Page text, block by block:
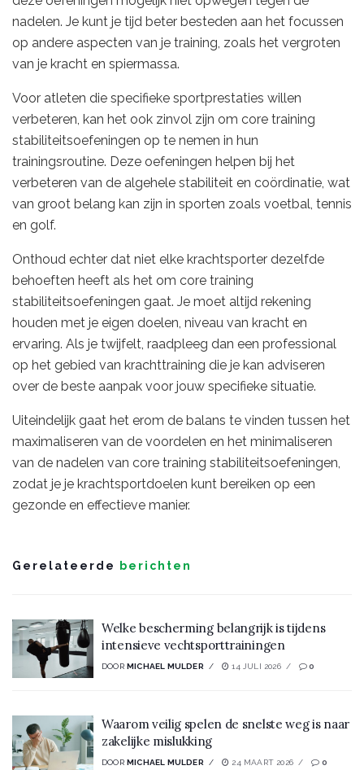
nadelen. Je kunt je tijd beter besteden aan het focussen
op andere aspecten van je training, zoals het vergroten
van je kracht en spiermassa.
Voor atleten die specifieke sportprestaties willen
verbeteren, kan het ook zinvol zijn om core training
stabiliteitsoefeningen op te nemen in hun
trainingsroutine. Deze oefeningen helpen bij het
verbeteren van de algehele stabiliteit en coördinatie, wat
van groot belang kan zijn in sporten zoals voetbal, tennis
en golf.
Onthoud echter dat niet elke krachtsporter dezelfde
behoeften heeft als het om core training
stabiliteitsoefeningen gaat. Je moet altijd rekening
houden met je eigen doelen, niveau van kracht en
ervaring. Als je twijfelt, raadpleeg dan een professional
op het gebied van krachttraining die je kan adviseren
over de beste aanpak voor jouw specifieke situatie.
Uiteindelijk gaat het erom de balans te vinden tussen het
maximaliseren van de voordelen en het minimaliseren
van de nadelen van core training stabiliteitsoefeningen,
zodat je je krachtsportdoelen kunt bereiken op een
gezonde en effectieve manier.
Gerelateerde berichten
Welke bescherming belangrijk is tijdens
intensieve vechtsporttrainingen
DOOR MICHAEL MULDER 14 JULI 2026 0
Waarom veilig spelen de snelste weg is naar
zakelijke mislukking
DOOR MICHAEL MULDER 24 MAART 2026 0